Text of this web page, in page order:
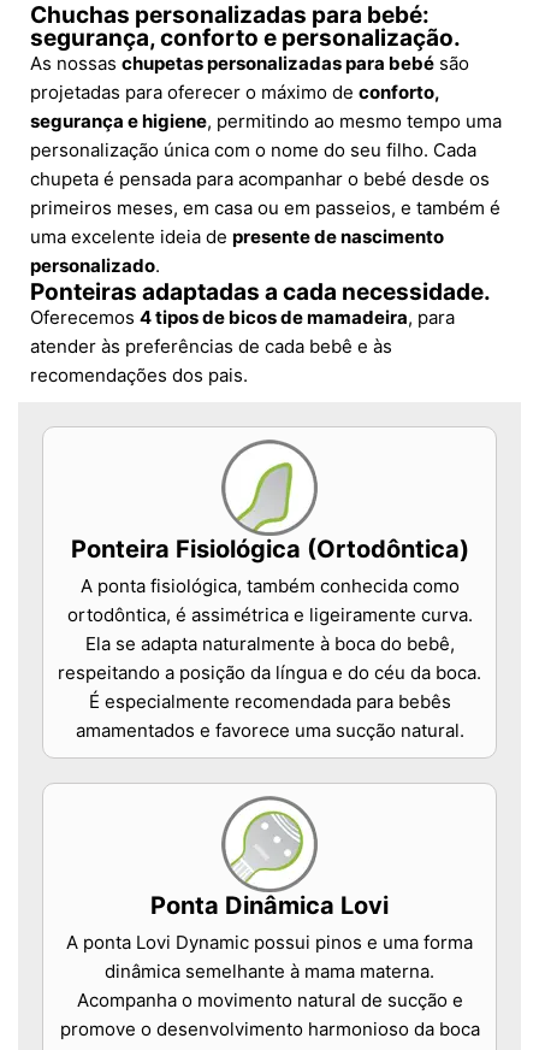
Chuchas personalizadas para bebé:
segurança, conforto e personalização.
As nossas chupetas personalizadas para bebé são
projetadas para oferecer o máximo de conforto,
segurança e higiene, permitindo ao mesmo tempo uma
personalização única com o nome do seu filho. Cada
chupeta é pensada para acompanhar o bebé desde os
primeiros meses, em casa ou em passeios, e também é
uma excelente ideia de presente de nascimento
personalizado.
Ponteiras adaptadas a cada necessidade.
Oferecemos 4 tipos de bicos de mamadeira, para
atender às preferências de cada bebê e às
recomendações dos pais.
Ponteira Fisiológica (Ortodôntica)
A ponta fisiológica, também conhecida como
ortodôntica, é assimétrica e ligeiramente curva.
Ela se adapta naturalmente à boca do bebê,
respeitando a posição da língua e do céu da boca.
É especialmente recomendada para bebês
amamentados e favorece uma sucção natural.
Ponta Dinâmica Lovi
A ponta Lovi Dynamic possui pinos e uma forma
dinâmica semelhante à mama materna.
Acompanha o movimento natural de sucção e
promove o desenvolvimento harmonioso da boca